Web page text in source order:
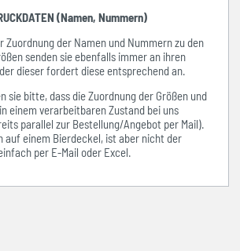
(Namen, Nummern)
Zuordnung der Namen und Nummern zu den
senden sie ebenfalls immer an ihren
dieser fordert diese entsprechend an.
sie bitte, dass die Zuordnung der Größen und
einem verarbeitbaren Zustand bei uns
parallel zur Bestellung/Angebot per Mail).
auf einem Bierdeckel, ist aber nicht der
per E-Mail oder Excel.